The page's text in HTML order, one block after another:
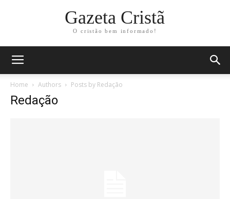
Gazeta Cristã
O cristão bem informado!
Home Authors Posts by Redação
Redação